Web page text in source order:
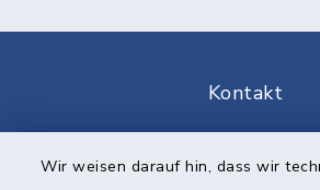
Wir weisen darauf hin, dass wir
Kontakt